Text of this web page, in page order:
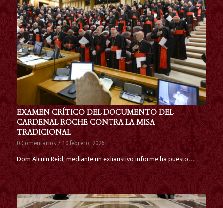
EXAMEN CRÍTICO DEL DOCUMENTO DEL
CARDENAL ROCHE CONTRA LA MISA
TRADICIONAL
0 Comentarios / 10 febrero, 2026
Dom Alcuin Reid, mediante un exhaustivo informe ha puesto…